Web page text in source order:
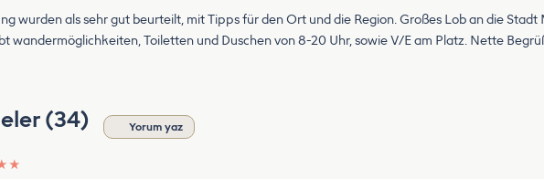
wurden als sehr gut beurteilt, mit Tipps für den Ort und die Region. Großes Lob an die
wandermöglichkeiten, Toiletten und Duschen von 8-20 Uhr, sowie V/E am Platz. Nette
(34) Yorum yaz
★